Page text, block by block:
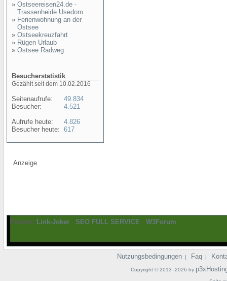
» Ostseereisen24.de -
Trassenheide Usedom
» Ferienwohnung an der
Ostsee
» Ostseekreuzfahrt
» Rügen Urlaub
» Ostsee Radweg
Besucherstatistik
Gezählt seit dem 10.02.2016
Seitenaufrufe:
Besucher:
Aufrufe heute:
Besucher heute:
49.834
4.521
4.826
617
Anzeige
Partner: Link-Joker - SEO FULL SERVICE - W3Forum
Nutzungsbedingungen | Faq |
Copyright © 2013 -2026 by